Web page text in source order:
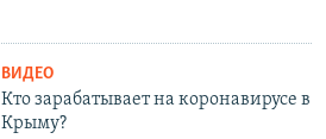
ВИДЕО
Кто зарабатывает на коронавирусе в
Крыму?